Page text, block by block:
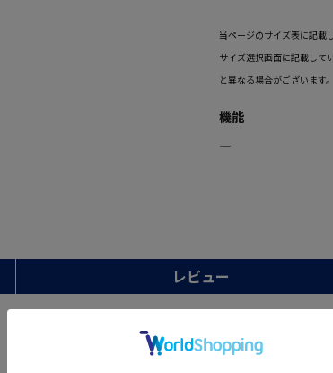
当ページのサイズ表に記載
サイズ選択画面に記載して
と異なる場合がございます。
機能
―
レビュー